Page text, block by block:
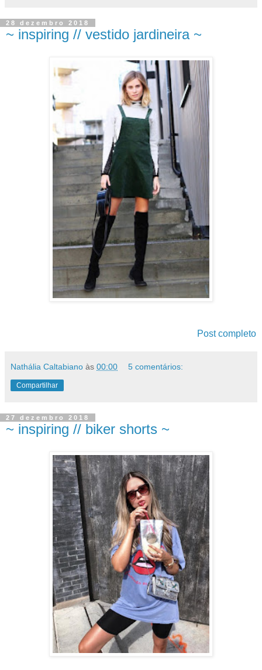
28 dezembro 2018
~ inspiring // vestido jardineira ~
Post completo
Nathália Caltabiano às 00:00 5 comentários:
Compartilhar
27 dezembro 2018
~ inspiring // biker shorts ~